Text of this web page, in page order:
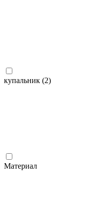
купальник (2)
Материал